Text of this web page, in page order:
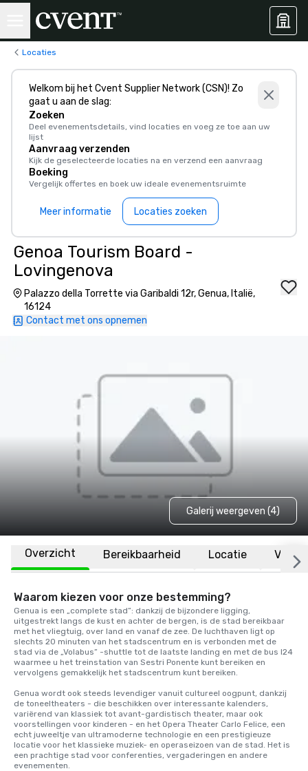
Locaties
Welkom bij het Cvent Supplier Network (CSN)! Zo
gaat u aan de slag:
Zoeken
Deel evenementsdetails, vind locaties en voeg ze toe aan uw
lijst
Aanvraag verzenden
Kijk de geselecteerde locaties na en verzend een aanvraag
Boeking
Vergelijk offertes en boek uw ideale evenementsruimte
Meer informatie Locaties zoeken
Genoa Tourism Board -
Lovingenova
Palazzo della Torrette via Garibaldi 12r, Genua, Italië,
16124
Contact met ons opnemen
Galerij weergeven (4)
Overzicht Bereikbaarheid Locatie
Waarom kiezen voor onze bestemming?
Genua is een „complete stad”: dankzij de bijzondere ligging,
uitgestrekt langs de kust en achter de bergen, is de stad bereikbaar
met het vliegtuig, over land en vanaf de zee. De luchthaven ligt op
slechts 20 minuten van het stadscentrum en is verbonden met de
stad via de „Volabus” -shuttle tot de laatste landing en met de bus I24
waarmee u het treinstation van Sestri Ponente kunt bereiken en
vervolgens gemakkelijk het stadscentrum kunt bereiken.
Genua wordt ook steeds levendiger vanuit cultureel oogpunt, dankzij
de toneeltheaters - die beschikken over interessante kalenders,
variërend van klassiek tot avant-gardistisch theater, maar ook
voorstellingen voor kinderen - en het Opera Theater Carlo Felice, een
echt juweeltje van ultramoderne technologie en een prestigieuze
locatie voor het klassieke muziek- en operaseizoen van de stad. Het is
een prachtige stad voor conferenties, vergaderingen en andere
evenementen.